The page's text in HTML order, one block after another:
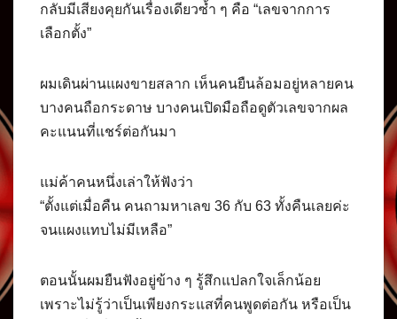
กลับมีเสียงคุยกันเรื่องเดียวซ้ำ ๆ คือ “เลขจากการ
เลือกตั้ง”
ผมเดินผ่านแผงขายสลาก เห็นคนยืนล้อมอยู่หลายคน
บางคนถือกระดาษ บางคนเปิดมือถือดูตัวเลขจากผล
คะแนนที่แชร์ต่อกันมา
แม่ค้าคนหนึ่งเล่าให้ฟังว่า
“ตั้งแต่เมื่อคืน คนถามหาเลข 36 กับ 63 ทั้งคืนเลยค่ะ
จนแผงแทบไม่มีเหลือ”
ตอนนั้นผมยืนฟังอยู่ข้าง ๆ รู้สึกแปลกใจเล็กน้อย
เพราะไม่รู้ว่าเป็นเพียงกระแสที่คนพูดต่อกัน หรือเป็น